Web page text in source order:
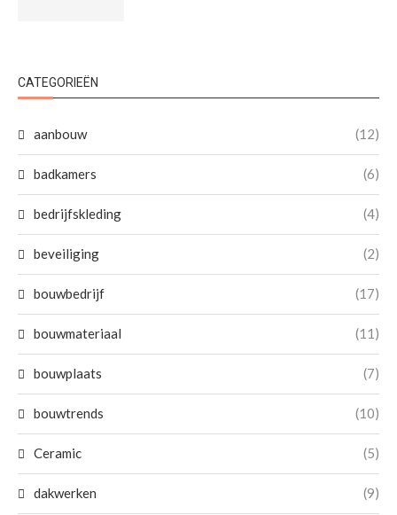
CATEGORIEËN
aanbouw (12)
badkamers (6)
bedrijfskleding (4)
beveiliging (2)
bouwbedrijf (17)
bouwmateriaal (11)
bouwplaats (7)
bouwtrends (10)
Ceramic (5)
dakwerken (9)